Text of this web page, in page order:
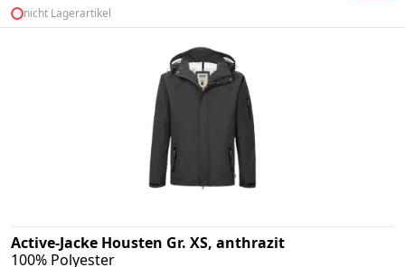
nicht Lagerartikel
Active-Jacke Housten Gr. XS, anthrazit
100% Polyester